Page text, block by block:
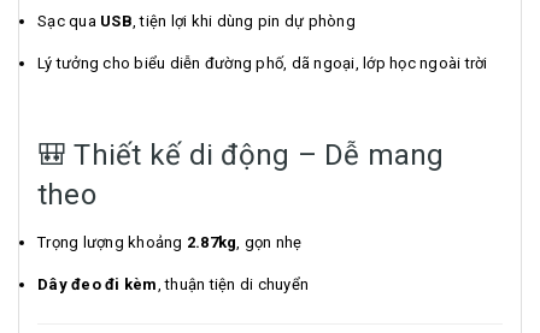
Sạc qua USB , tiện lợi khi dùng pin dự phòng
Lý tưởng cho biểu diễn đường phố, dã ngoại, lớp học ngoài trời
🎒 Thiết kế di động – Dễ mang
theo
Trọng lượng khoảng 2.87kg , gọn nhẹ
Dây đeo đi kèm , thuận tiện di chuyển